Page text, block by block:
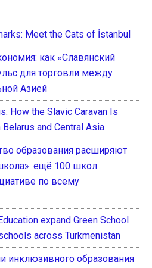
Meet the Cats of İstanbul
как «Славянский
для торговли между
Азией
How the Slavic Caravan Is
and Central Asia
образования расширяют
ещё 100 школ
по всему
expand Green School
across Turkmenistan
инклюзивного образования